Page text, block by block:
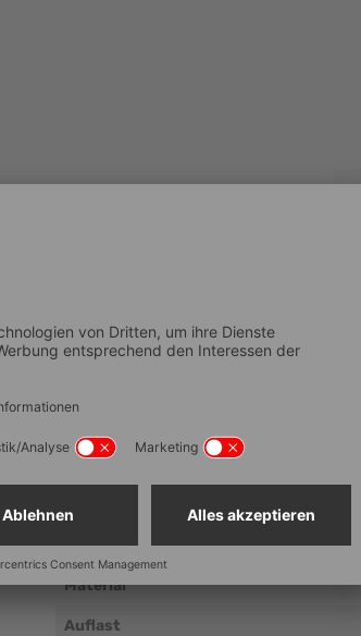
Anzahl Fächer
Außenmaß Tiefe (mm ± 5 mm)
Außenmaß Höhe (mm ± 5 mm)
Lichtes Maß Breite (mm ± 5 mm)
Material
Auflast